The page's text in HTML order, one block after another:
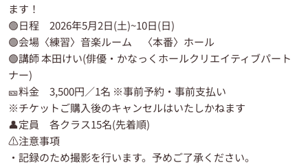
ます！
🟢日程 2026年5月2日(土)~10日(日)
🟢会場〈練習〉音楽ルーム 〈本番〉ホール
🟢講師 本田けい(俳優・かなっくホールクリエイティブパート
ナー)
🎫料金 3,500円／1名 ※事前予約・事前支払い
※チケットご購入後のキャンセルはいたしかねます
👤定員 各クラス15名(先着順)
⚠️注意事項
・記録のため撮影を行います。予めご了承ください。